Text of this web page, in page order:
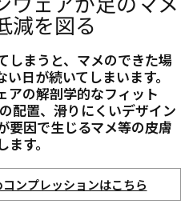
減を図る
しまうと、マメのできた場
日が続いてしまいます。
アの解剖学的なフィット
配置、滑りにくいデザイン
要因で生じるマメ等の皮膚
す。
ンプレッションはこちら